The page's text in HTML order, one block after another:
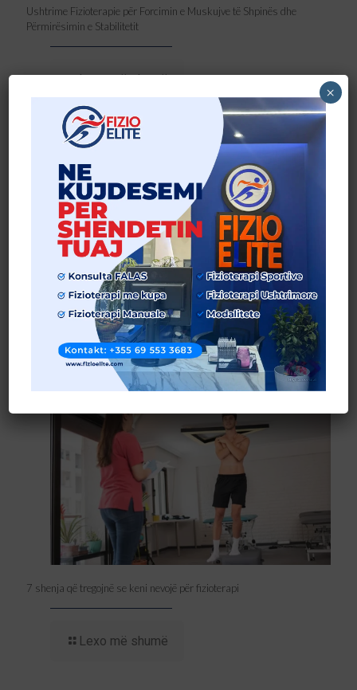
Ushtrime Fizioterapie për Forcimin e Muskujve të Shpinës dhe
Përmirësimin e Stabilitetit
Lexo më shumë
Terapia Manuale: Çfarë është dhe kur rekomandohet?
Lexo më shumë
7 shenja që tregojnë se keni nevojë për fizioterapi
Lexo më shumë
×